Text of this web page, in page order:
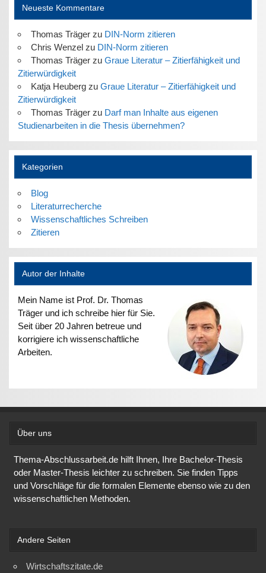
Neueste Kommentare
Thomas Trägerzu DIN-Norm zitieren
Chris Wenzelzu DIN-Norm zitieren
Thomas Trägerzu Graue Literatur – Zitierfähigkeit und
Zitierwürdigkeit
Katja Heubergzu Graue Literatur – Zitierfähigkeit und
Zitierwürdigkeit
Thomas Trägerzu Darf man Inhalte aus eigenen
Studienarbeiten in die Thesis übernehmen?
Kategorien
Blog
Literaturrecherche
Wissenschaftliches Schreiben
Zitieren
Autor der Inhalte
Mein Name ist Prof. Dr. Thomas
Träger und ich schreibe hier für Sie.
Seit über 20 Jahren betreue und
korrigiere ich wissenschaftliche
Arbeiten.
Über uns
Thema-Abschlussarbeit.de hilft Ihnen, Ihre Bachelor-Thesis
oder Master-Thesis leichter zu schreiben. Sie finden Tipps
und Vorschläge für die formalen Elemente ebenso wie zu den
wissenschaftlichen Methoden.
Andere Seiten
Wirtschaftszitate.de